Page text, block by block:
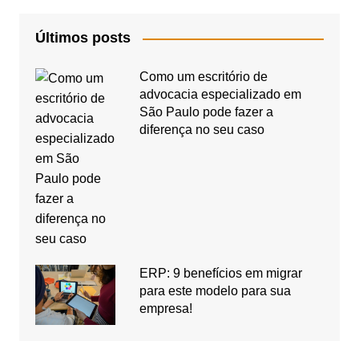
Últimos posts
Como um escritório de
advocacia especializado em
São Paulo pode fazer a
diferença no seu caso
ERP: 9 benefícios em migrar
para este modelo para sua
empresa!